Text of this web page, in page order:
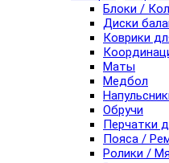
Блоки /
Диски
Коврики
Маты
Медбол
Обручи
Перчатки
Пояса /
Ролики /